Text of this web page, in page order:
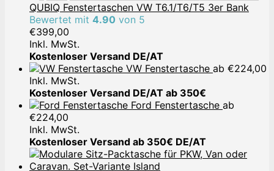
QUBIQ Fenstertaschen VW T6.1/T6/T5 3er Bank
Bewertet mit 4.90 von 5
€399,00
Inkl. MwSt.
Kostenloser Versand DE/AT
VW Fenstertasche ab €224,00
Inkl. MwSt.
Kostenloser Versand DE/AT ab 350€
Ford Fenstertasche ab
€224,00
Inkl. MwSt.
Kostenloser Versand ab 350€ DE/AT